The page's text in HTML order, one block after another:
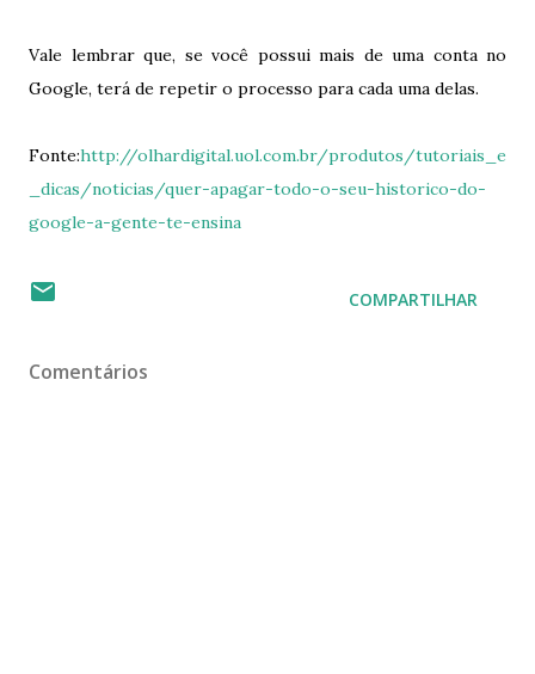
Vale lembrar que, se você possui mais de uma conta no
Google, terá de repetir o processo para cada uma delas.
Fonte:http://olhardigital.uol.com.br/produtos/tutoriais_e
_dicas/noticias/quer-apagar-todo-o-seu-historico-do-
google-a-gente-te-ensina
COMPARTILHAR
Comentários